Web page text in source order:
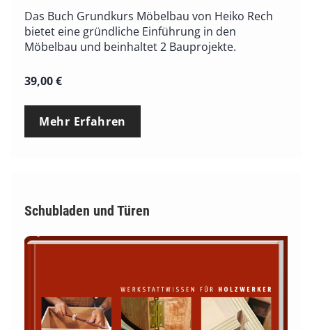
Das Buch Grundkurs Möbelbau von Heiko Rech
bietet eine gründliche Einführung in den
Möbelbau und beinhaltet 2 Bauprojekte.
39,00€
Mehr Erfahren
Schubladen und Türen